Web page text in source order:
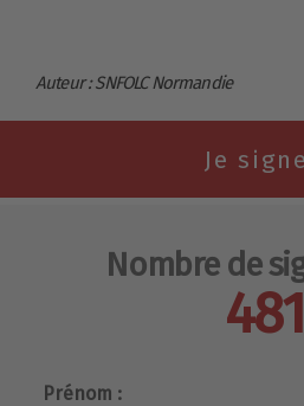
Auteur : SNFOLC Normandie
Nombre de
481
Prénom :